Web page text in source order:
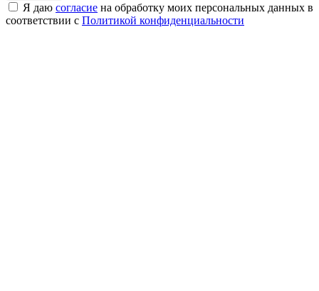
Я даю согласие на обработку моих персональных данных в
соответствии с Политикой конфиденциальности